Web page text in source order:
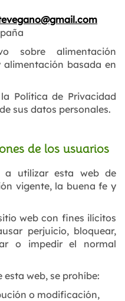
sobre alimentación
basada en
Política de Privacidad
sus datos personales.
de los usuarios
a utilizar esta web de
vigente, la buena fe y
web con fines ilícitos
perjuicio, bloquear,
o impedir el normal
web, se prohíbe:
o modificación,